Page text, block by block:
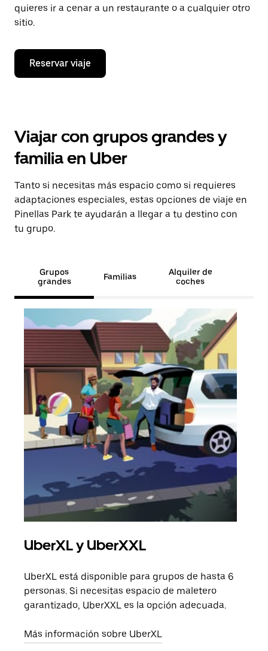
quieres ir a cenar a un restaurante o a cualquier otro
sitio.
Reservar viaje
Viajar con grupos grandes y
familia en Uber
Tanto si necesitas más espacio como si requieres
adaptaciones especiales, estas opciones de viaje en
Pinellas Park te ayudarán a llegar a tu destino con
tu grupo.
Grupos
grandes
Familias
Alquiler de
coches
UberXL y UberXXL
UberXL está disponible para grupos de hasta 6
personas. Si necesitas espacio de maletero
garantizado, UberXXL es la opción adecuada.
Más información sobre UberXL